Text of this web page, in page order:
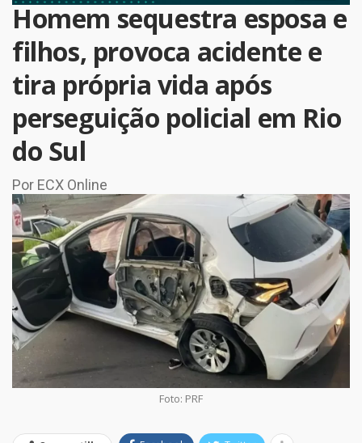
Homem sequestra esposa e
filhos, provoca acidente e
tira própria vida após
perseguição policial em Rio
do Sul
Por ECX Online
Foto: PRF